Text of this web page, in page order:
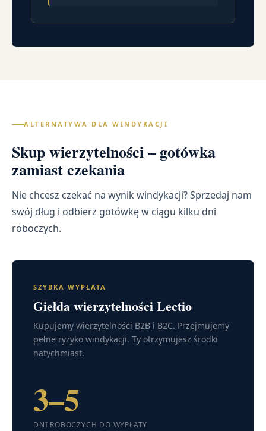
ALTERNATYWA DLA WINDYKACJI
Skup wierzytelności – gotówka
zamiast czekania
Nie chcesz czekać na wynik windykacji? Sprzedaj nam
swój dług i odbierz gotówkę w ciągu kilku dni
roboczych.
SZYBKA WYPŁATA
Giełda wierzytelności Lectio
Kupujemy wierzytelności B2B i B2C. Przejmujemy
pełne ryzyko windykacji. Ty otrzymujesz środki
natychmiast.
3–5
DNI ROBOCZYCH DO WYPŁATY